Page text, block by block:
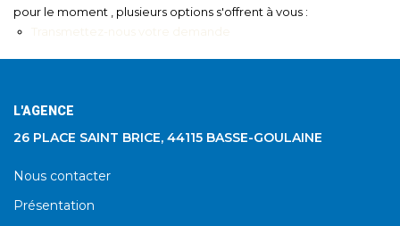
pour le moment , plusieurs options s'offrent à vous :
L'AGENCE
26 PLACE SAINT BRICE, 44115 BASSE-GOULAINE
Nous contacter
Présentation